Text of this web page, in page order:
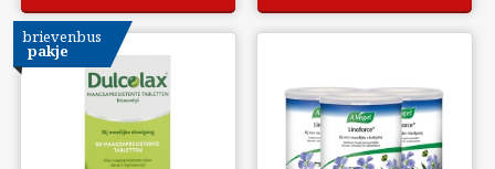
brievenbus
pakje